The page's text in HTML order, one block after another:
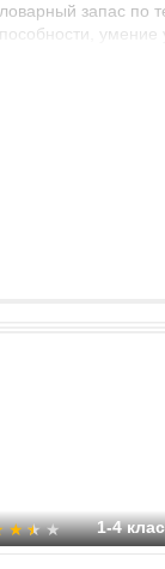
запас по
умение
1-4